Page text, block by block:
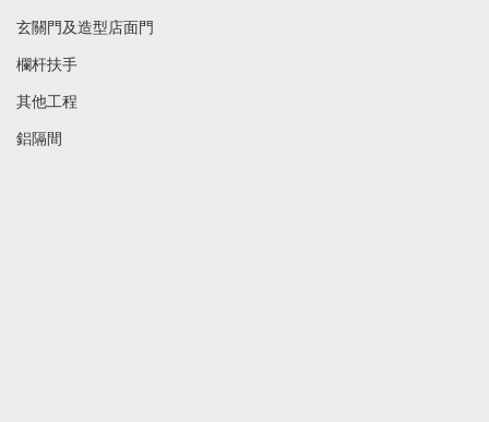
玄關門及造型店面門
欄杆扶手
其他工程
鋁隔間